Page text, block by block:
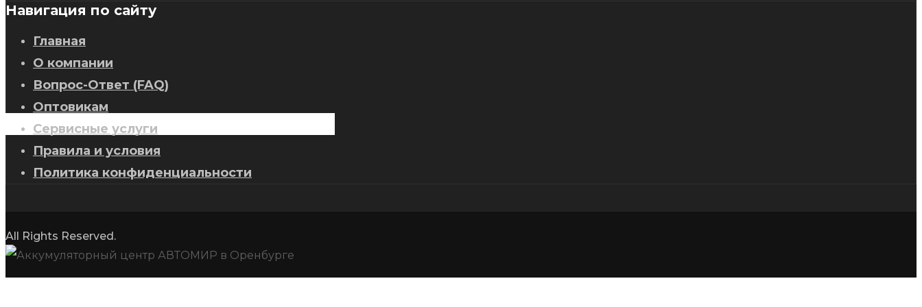
Навигация по сайту
Главная
О компании
Вопрос-Ответ (FAQ)
Оптовикам
Сервисные услуги
Правила и условия
Политика конфиденциальности
All Rights Reserved.